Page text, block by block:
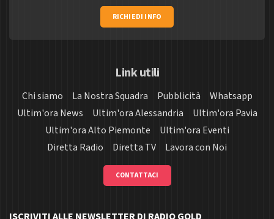
RICHIEDI INFO
Link utili
Chi siamo La Nostra Squadra Pubblicità
Whatsapp
Ultim'ora News
Ultim'ora Alessandria
Ultim'ora Pavia
Ultim'ora Alto Piemonte
Ultim'ora Eventi
Diretta Radio
Diretta TV Lavora con Noi
CONTATTACI